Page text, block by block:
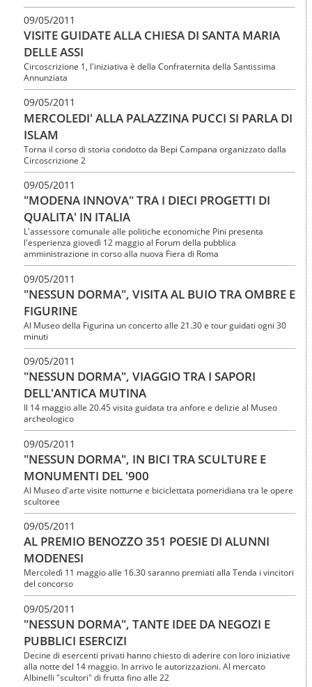
09/05/2011
VISITE GUIDATE ALLA CHIESA DI SANTA MARIA
DELLE ASSI
Circoscrizione 1, l'iniziativa è della Confraternita della Santissima
Annunziata
09/05/2011
MERCOLEDI' ALLA PALAZZINA PUCCI SI PARLA DI
ISLAM
Torna il corso di storia condotto da Bepi Campana organizzato dalla
Circoscrizione 2
09/05/2011
"MODENA INNOVA" TRA I DIECI PROGETTI DI
QUALITA' IN ITALIA
L'assessore comunale alle politiche economiche Pini presenta
l'esperienza giovedì 12 maggio al Forum della pubblica
amministrazione in corso alla nuova Fiera di Roma
09/05/2011
"NESSUN DORMA", VISITA AL BUIO TRA OMBRE E
FIGURINE
Al Museo della Figurina un concerto alle 21.30 e tour guidati ogni 30
minuti
09/05/2011
"NESSUN DORMA", VIAGGIO TRA I SAPORI
DELL'ANTICA MUTINA
Il 14 maggio alle 20.45 visita guidata tra anfore e delizie al Museo
archeologico
09/05/2011
"NESSUN DORMA", IN BICI TRA SCULTURE E
MONUMENTI DEL '900
Al Museo d'arte visite notturne e biciclettata pomeridiana tra le opere
scultoree
09/05/2011
AL PREMIO BENOZZO 351 POESIE DI ALUNNI
MODENESI
Mercoledì 11 maggio alle 16.30 saranno premiati alla Tenda i vincitori
del concorso
09/05/2011
"NESSUN DORMA", TANTE IDEE DA NEGOZI E
PUBBLICI ESERCIZI
Decine di esercenti privati hanno chiesto di aderire con loro iniziative
alla notte del 14 maggio. In arrivo le autorizzazioni. Al mercato
Albinelli "scultori" di frutta fino alle 22